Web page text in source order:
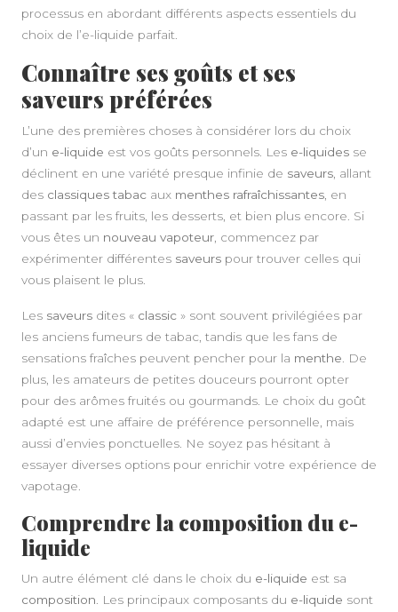
processus en abordant différents aspects essentiels du
choix de l’e-liquide parfait.
Connaître ses goûts et ses
saveurs préférées
L’une des premières choses à considérer lors du choix
d’un e-liquide est vos goûts personnels. Les e-liquides se
déclinent en une variété presque infinie de saveurs , allant
des classiques tabac aux menthes rafraîchissantes , en
passant par les fruits, les desserts, et bien plus encore. Si
vous êtes un nouveau vapoteur , commencez par
expérimenter différentes saveurs pour trouver celles qui
vous plaisent le plus.
Les saveurs dites « classic » sont souvent privilégiées par
les anciens fumeurs de tabac, tandis que les fans de
sensations fraîches peuvent pencher pour la menthe . De
plus, les amateurs de petites douceurs pourront opter
pour des arômes fruités ou gourmands. Le choix du goût
adapté est une affaire de préférence personnelle, mais
aussi d’envies ponctuelles. Ne soyez pas hésitant à
essayer diverses options pour enrichir votre expérience de
vapotage.
Comprendre la composition du e-
liquide
Un autre élément clé dans le choix du e-liquide est sa
composition . Les principaux composants du e-liquide sont